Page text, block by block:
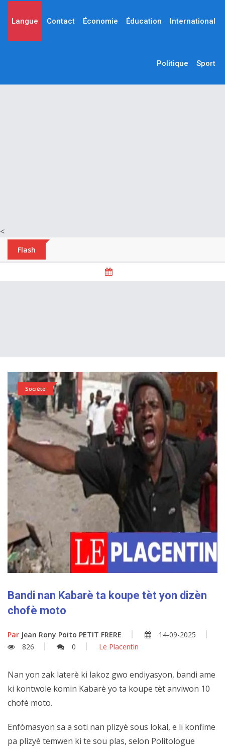
<
Langue Contact Économie Éducation International
Politique Sport
Flash
Société
Bandi nan Kabarè ta koupe tèt yon dizèn
chofè moto
Par Jean Rony Poito PETIT FRERE
14-09-2025
826
0 Le Placentin
Nan yon zak laterè ki lakoz gwo endiyasyon, bandi ame
ki kontwole komin Kabarè yo ta koupe tèt anviwon 10
chofè moto.
Enfòmasyon sa a soti nan plizyè sous lokal, e li konfime
pa plizyè temwen ki te sou plas, selon Politologue